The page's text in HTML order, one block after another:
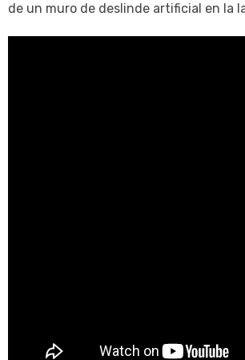
de un muro de deslinde artificial en la